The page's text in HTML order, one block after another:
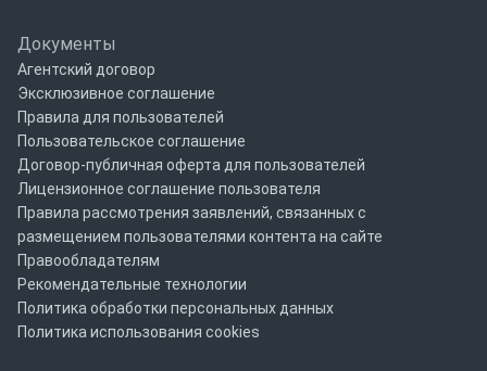
Документы
Агентский договор
Эксклюзивное соглашение
Правила для пользователей
Пользовательское соглашение
Договор-публичная оферта для пользователей
Лицензионное соглашение пользователя
Правила рассмотрения заявлений, связанных с
размещением пользователями контента на сайте
Правообладателям
Рекомендательные технологии
Политика обработки персональных данных
Политика использования cookies